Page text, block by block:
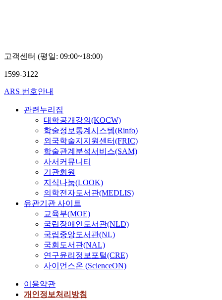
고객센터 (평일: 09:00~18:00)
1599-3122
ARS 번호안내
관련누리집
대학공개강의(KOCW)
학술정보통계시스템(Rinfo)
외국학술지지원센터(FRIC)
학술관계분석서비스(SAM)
사서커뮤니티
기관회원
지식나눔(LOOK)
의학전자도서관(MEDLIS)
유관기관 사이트
교육부(MOE)
국립장애인도서관(NLD)
국립중앙도서관(NL)
국회도서관(NAL)
연구윤리정보포털(CRE)
사이언스온 (ScienceON)
이용약관
개인정보처리방침